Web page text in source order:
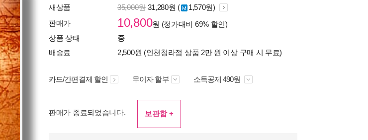
새상품 35,000원31,280원 (
1,570원)
판매가
10,800원 (정가대비 69%할인)
상품 상태
중
배송료
2,500원 (인천청라점 상품 2만 원 이상 구매 시 무료)
카드/간편결제 할인 무이자 할부 소득공제 490원
판매가 종료되었습니다. 보관함 +